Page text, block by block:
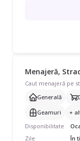
Generală
Geamuri
+
Disponibilitate
Zile
În